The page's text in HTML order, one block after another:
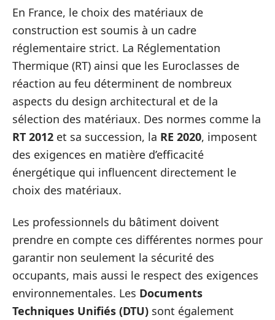
En France, le choix des matériaux de
construction est soumis à un cadre
réglementaire strict. La Réglementation
Thermique (RT) ainsi que les Euroclasses de
réaction au feu déterminent de nombreux
aspects du design architectural et de la
sélection des matériaux. Des normes comme la
RT 2012 et sa succession, la RE 2020, imposent
des exigences en matière d’efficacité
énergétique qui influencent directement le
choix des matériaux.
Les professionnels du bâtiment doivent
prendre en compte ces différentes normes pour
garantir non seulement la sécurité des
occupants, mais aussi le respect des exigences
environnementales. Les Documents
Techniques Unifiés (DTU) sont également